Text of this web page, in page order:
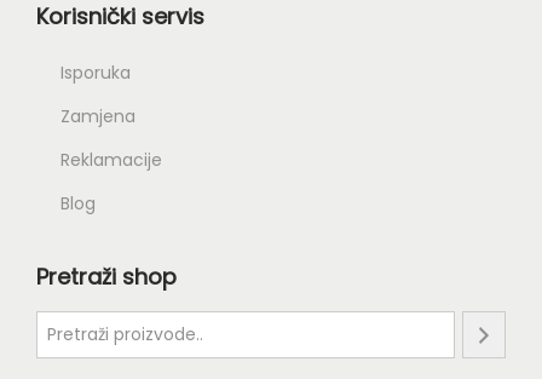
Korisnički servis
Isporuka
Zamjena
Reklamacije
Blog
Pretraži shop